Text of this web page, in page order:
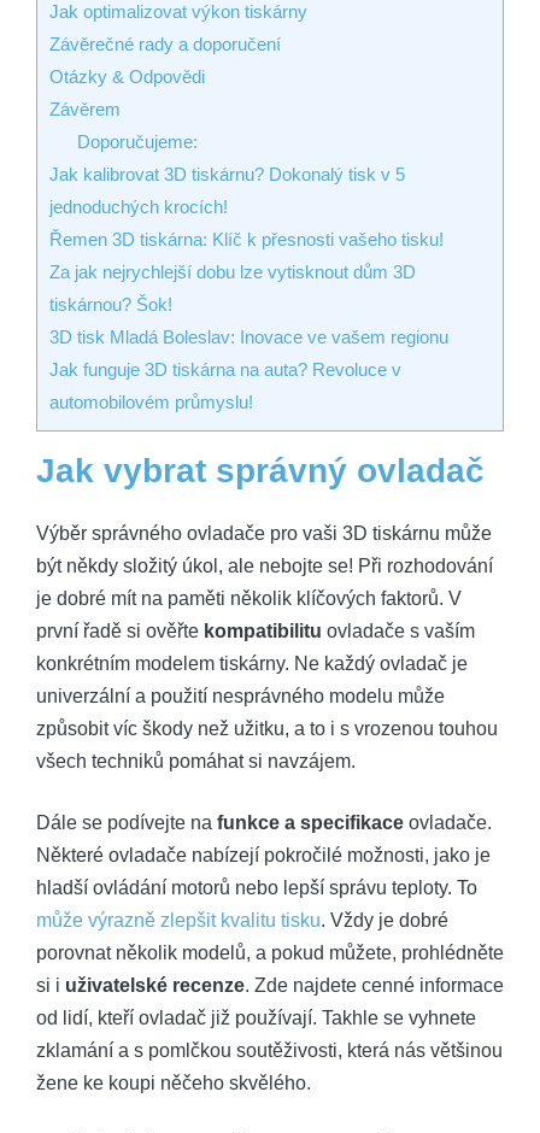
Jak optimalizovat výkon tiskárny
Závěrečné rady a doporučení
Otázky & Odpovědi
Závěrem
Doporučujeme:
Jak kalibrovat 3D tiskárnu? Dokonalý tisk v 5
jednoduchých krocích!
Řemen 3D tiskárna: Klíč k přesnosti vašeho tisku!
Za jak nejrychlejší dobu lze vytisknout dům 3D
tiskárnou? Šok!
3D tisk Mladá Boleslav: Inovace ve vašem regionu
Jak funguje 3D tiskárna na auta? Revoluce v
automobilovém průmyslu!
Jak vybrat správný ovladač
Výběr správného ovladače pro vaši 3D tiskárnu může
být někdy složitý úkol, ale nebojte se! Při rozhodování
je dobré mít na paměti několik klíčových faktorů. V
první řadě si ověřte kompatibilitu ovladače s vaším
konkrétním modelem tiskárny. Ne každý ovladač je
univerzální a použití nesprávného modelu může
způsobit víc škody než užitku, a to i s vrozenou touhou
všech techniků pomáhat si navzájem.
Dále se podívejte na funkce a specifikace ovladače.
Některé ovladače nabízejí pokročilé možnosti, jako je
hladší ovládání motorů nebo lepší správu teploty. To
může výrazně zlepšit kvalitu tisku. Vždy je dobré
porovnat několik modelů, a pokud můžete, prohlédněte
si i uživatelské recenze. Zde najdete cenné informace
od lidí, kteří ovladač již používají. Takhle se vyhnete
zklamání a s pomlčkou soutěživosti, která nás většinou
žene ke koupi něčeho skvělého.